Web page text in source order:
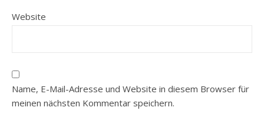
Website
Name, E-Mail-Adresse und Website in diesem Browser für
meinen nächsten Kommentar speichern.